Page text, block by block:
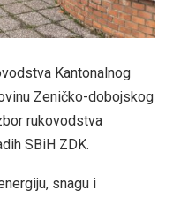
Kantonalnog
Zeničko-dobojskog
rukovodstva
SBiH ZDK.
snagu i